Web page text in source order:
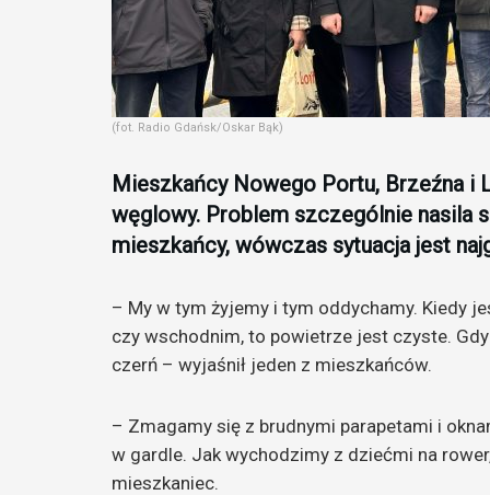
(fot. Radio Gdańsk/Oskar Bąk)
Mieszkańcy Nowego Portu, Brzeźna i
węglowy. Problem szczególnie nasila
mieszkańcy, wówczas sytuacja jest
– My w tym żyjemy i tym oddychamy. Kiedy
czy wschodnim, to powietrze jest czyste.
czerń – wyjaśnił jeden z mieszkańców.
– Zmagamy się z brudnymi parapetami i
w gardle. Jak wychodzimy z dziećmi na
mieszkaniec.